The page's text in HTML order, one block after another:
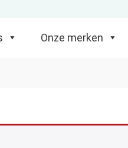
Onze merken